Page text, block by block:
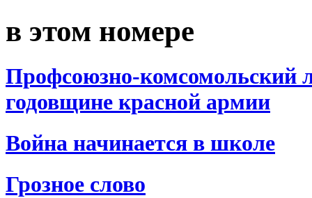
в этом номере
Профсоюзно-комсомольский
годовщине красной армии
Война начинается в школе
Грозное слово